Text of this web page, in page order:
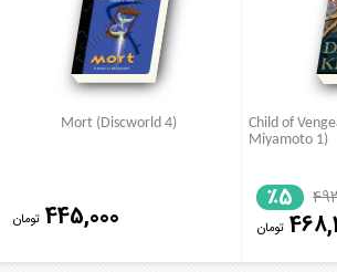
Child of
Miyamoto 1)
٪5
تومان
Mort (Discworld 4)
445,000 تومان